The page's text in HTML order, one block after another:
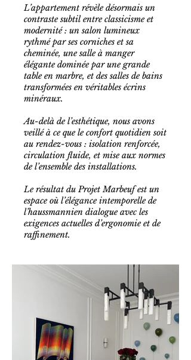
L’appartement révèle désormais un
contraste subtil entre classicisme et
modernité : un salon lumineux
rythmé par ses corniches et sa
cheminée, une salle à manger
élégante dominée par une grande
table en marbre, et des salles de bains
transformées en véritables écrins
minéraux.
Au-delà de l’esthétique, nous avons
veillé à ce que le confort quotidien soit
au rendez-vous : isolation renforcée,
circulation fluide, et mise aux normes
de l’ensemble des installations.
Le résultat du Projet Marbeuf est un
espace où l’élégance intemporelle de
l’haussmannien dialogue avec les
exigences actuelles d’ergonomie et de
raffinement.